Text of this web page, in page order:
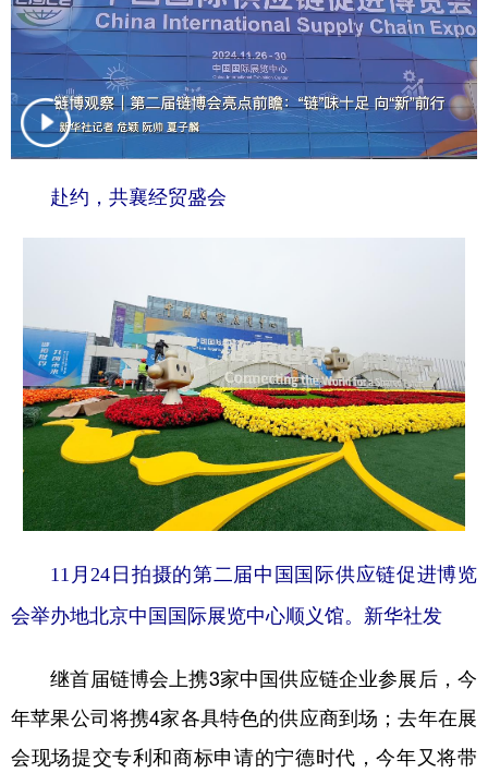
赴约，共襄经贸盛会
11月24日拍摄的第二届中国国际供应链促进博览
会举办地北京中国国际展览中心顺义馆。新华社发
继首届链博会上携3家中国供应链企业参展后，今
年苹果公司将携4家各具特色的供应商到场；去年在展
会现场提交专利和商标申请的宁德时代，今年又将带